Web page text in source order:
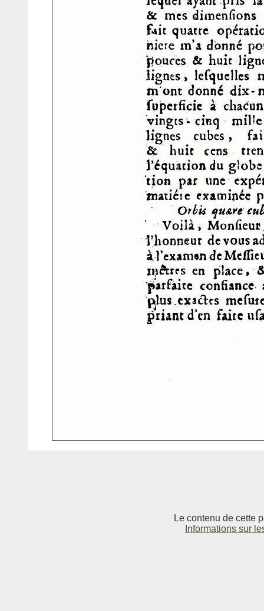
Le contenu de cette
Informations sur